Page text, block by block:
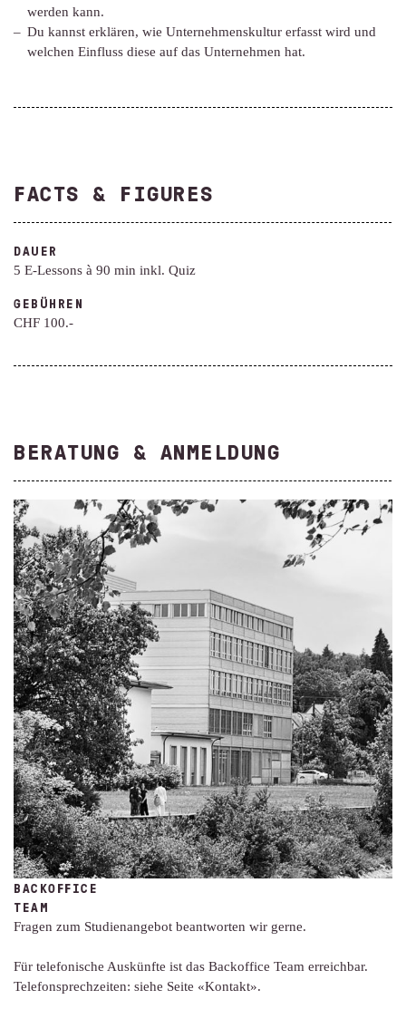
werden kann.
Du kannst erklären, wie Unternehmenskultur erfasst wird und
welchen Einfluss diese auf das Unternehmen hat.
FACTS & FIGURES
DAUER
5 E-Lessons à 90 min inkl. Quiz
GEBÜHREN
CHF 100.-
BERATUNG & ANMELDUNG
BACKOFFICE
TEAM
Fragen zum Studienangebot beantworten wir gerne.
Für telefonische Auskünfte ist das Backoffice Team erreichbar.
Telefonsprechzeiten: siehe Seite «Kontakt».